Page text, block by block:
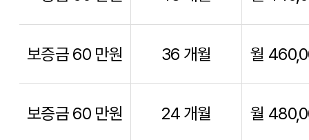
보증금 60 만원 36 개월 월
보증금 60 만원 24 개월 월